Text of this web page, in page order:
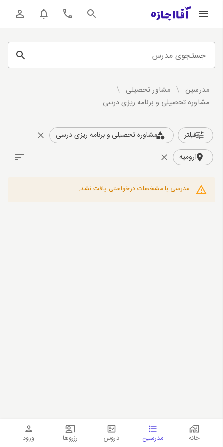
جستجوی مدرس
مدرسین / مشاور تحصیلی /
مشاوره تحصیلی و برنامه ریزی درسی
فیلتر
مشاوره تحصیلی و برنامه ریزی درسی
ارومیه
مدرسی با مشخصات درخواستی یافت نشد.
خانه مدرسین دروس رزروها ورود